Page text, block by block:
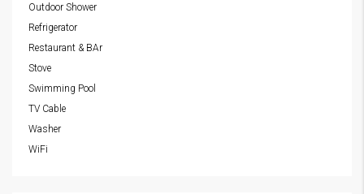
Outdoor Shower
Refrigerator
Restaurant & BAr
Stove
Swimming Pool
TV Cable
Washer
WiFi